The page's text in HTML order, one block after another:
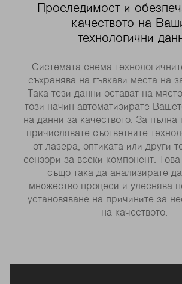
Проследимост и
качеството на
технологични
Системата снема
съхранява на гъвкави места на
Така тези данни остават на
този начин автоматизирате
на данни за качеството. За пълна
причислявате съответните
от лазера, оптиката или други
сензори за всеки компонент.
също така да анализирате
множество процеси и улеснява
установяване на причините за
на качеството.